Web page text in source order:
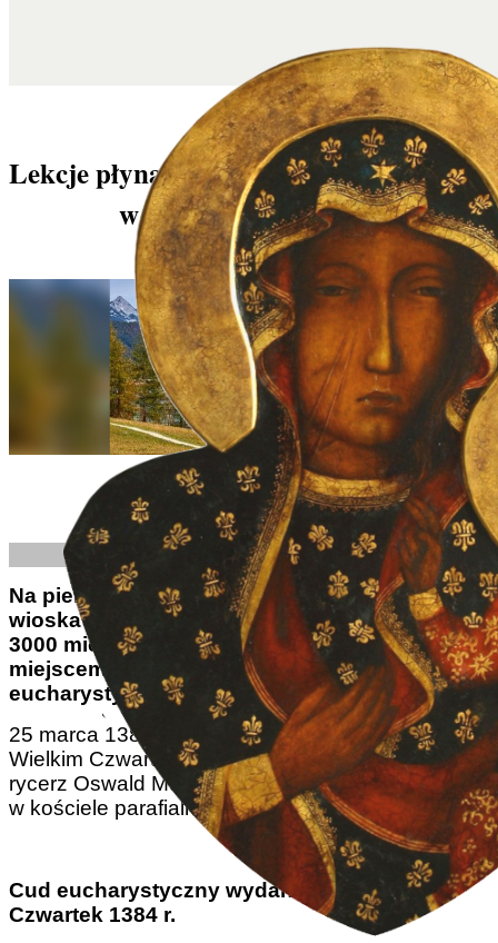
Lekcje płynące z cudu eucharystycznego
w austriackim Seefeld
Foto: © barnyz, CC BY-NC-ND 2.0
Thomas Buswell | 08/03/2024
Na pierwszy rzut oka maleńka austriacka
wioska Seefeld, dziś licząca niewiele ponad
3000 mieszkańców, nie wydaje się być
miejscem spektakularnego cudu
eucharystycznego sprzed ponad 600 lat.
25 marca 1384 roku, który był jednocześnie
Wielkim Czwartkiem i Świętem Zwiastowania,
rycerz Oswald Müsler słuchał Mszy Świętej
w kościele parafialnym św. Oswalda w Seefeld.
Cud eucharystyczny wydarzył się w Wielki
Czwartek 1384 r.